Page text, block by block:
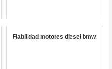
Fiabilidad motores diesel bmw